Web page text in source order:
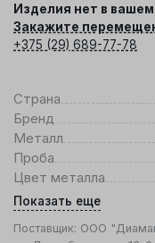
Изделия нет в
Закажите
+375 (29) 689-77-78
Страна
Бренд
Металл
Проба
Цвет металла
Показать еще
Поставщик: ООО